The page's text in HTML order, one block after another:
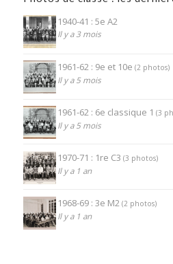
1940-41 : 5e A2
Il y a 3 mois
1961-62 : 9e et 10e (2 photos)
Il y a 5 mois
1961-62 : 6e classique 1 (3
Il y a 5 mois
1970-71 : 1re C3 (3 photos)
Il y a 1 an
1968-69 : 3e M2 (2 photos)
Il y a 1 an